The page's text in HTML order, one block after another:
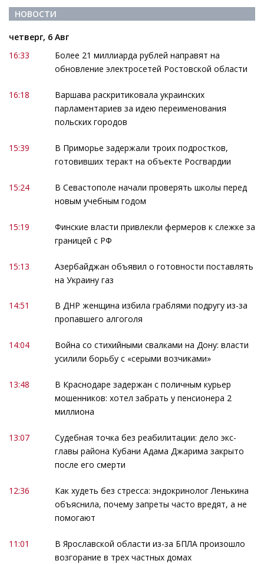
НОВОСТИ
четверг, 6 Авг
16:33
Более 21 миллиарда рублей направят на
обновление электросетей Ростовской области
16:18
Варшава раскритиковала украинских
парламентариев за идею переименования
польских городов
15:39
В Приморье задержали троих подростков,
готовивших теракт на объекте Росгвардии
15:24
В Севастополе начали проверять школы перед
новым учебным годом
15:19
Финские власти привлекли фермеров к слежке за
границей с РФ
15:13
Азербайджан объявил о готовности поставлять
на Украину газ
14:51
В ДНР женщина избила граблями подругу из-за
пропавшего алгоголя
14:04
Война со стихийными свалками на Дону: власти
усилили борьбу с «серыми возчиками»
13:48
В Краснодаре задержан с поличным курьер
мошенников: хотел забрать у пенсионера 2
миллиона
13:07
Судебная точка без реабилитации: дело экс-
главы района Кубани Адама Джарима закрыто
после его смерти
12:36
Как худеть без стресса: эндокринолог Ленькина
объяснила, почему запреты часто вредят, а не
помогают
11:01
В Ярославской области из-за БПЛА произошло
возгорание в трех частных домах